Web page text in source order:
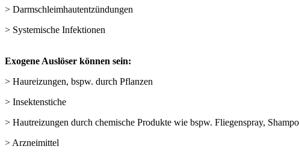
> Darmschleimhautentzündungen
> Systemische Infektionen
Exogene Auslöser können sein:
> Haureizungen, bspw. durch Pflanzen
> Insektenstiche
> Hautreizungen durch chemische Produkte wie bspw. Fliegenspray,
> Arzneimittel